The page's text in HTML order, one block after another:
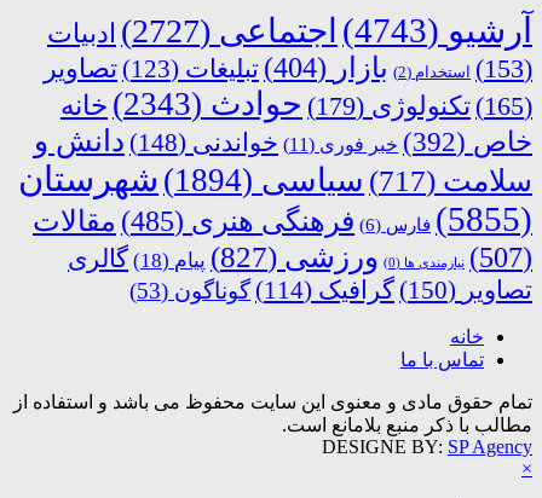
آرشیو (4743) اجتماعی (2727)
ادبیات
(153)
استخدام (2) بازار (404) تبلیغات (123)
تصاویر
(165)
تکنولوژی (179) حوادث (2343)
خانه
خاص (392) خبر فوری (11) خواندنی (148)
دانش و
سلامت (717) سیاسی (1894)
شهرستان
(5855)
فارس (6) فرهنگی هنری (485)
مقالات
(507)
نیازمندی ها (0) ورزشی (827) پیام (18)
گالری
تصاویر (150) گرافیک (114) گوناگون (53)
خانه
تماس با ما
تمام حقوق مادی و معنوی این سایت محفوظ می باشد و استفاده از
مطالب با ذکر منبع بلامانع است.
DESIGNE BY: SP Agency
×